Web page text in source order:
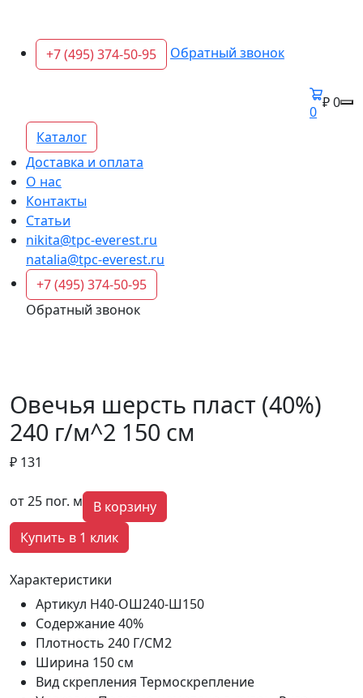
+7 (495) 374-50-95 Обратный звонок
0
₽ 0
Каталог
Доставка и оплата
О нас
Контакты
Статьи
nikita@tpc-everest.ru
natalia@tpc-everest.ru
+7 (495) 374-50-95
Обратный звонок
Овечья шерсть пласт (40%)
240 г/м^2 150 см
₽ 131
от 25 пог. м
В корзину
Купить в 1 клик
Характеристики
Артикул Н40-ОШ240-Ш150
Содержание40%
Плотность 240 Г/СМ2
Ширина 150 см
Вид скрепления Термоскрепление